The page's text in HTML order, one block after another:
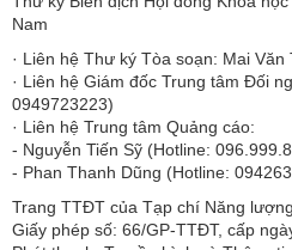
Nam
· Liên hệ Thư ký Tòa soạn: Mai
· Liên hệ Giám đốc Trung tâm Đối
0949723223)
· Liên hệ Trung tâm Quảng cáo:
- Nguyễn Tiến Sỹ (Hotline:
- Phan Thanh Dũng (Hotline:
Trang TTĐT của Tạp chí Năng
Giấy phép số: 66/GP-TTĐT, cấp